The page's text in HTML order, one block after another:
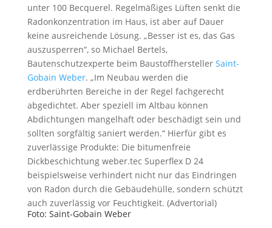
unter 100 Becquerel. Regelmäßiges Lüften senkt die
Radonkonzentration im Haus, ist aber auf Dauer
keine ausreichende Lösung. „Besser ist es, das Gas
auszusperren“, so Michael Bertels,
Bautenschutzexperte beim BaustoffherstellerSaint-
Gobain Weber. „Im Neubau werden die
erdberührten Bereiche in der Regel fachgerecht
abgedichtet. Aber speziell im Altbau können
Abdichtungen mangelhaft oder beschädigt sein und
sollten sorgfältig saniert werden.“ Hierfür gibt es
zuverlässige Produkte: Die bitumenfreie
Dickbeschichtung weber.tec Superflex D 24
beispielsweise verhindert nicht nur das Eindringen
von Radon durch die Gebäudehülle, sondern schützt
auch zuverlässig vor Feuchtigkeit. (Advertorial)
Foto: Saint-Gobain Weber